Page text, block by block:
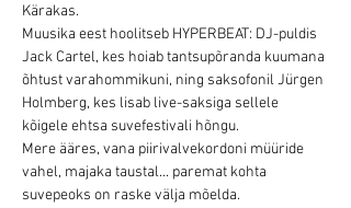
Kärakas.
Muusika eest hoolitseb HYPERBEAT: DJ-puldis
Jack Cartel, kes hoiab tantsupõranda kuumana
õhtust varahommikuni, ning saksofonil Jürgen
Holmberg, kes lisab live-saksiga sellele
kõigele ehtsa suvefestivali hõngu.
Mere ääres, vana piirivalvekordoni müüride
vahel, majaka taustal... paremat kohta
suvepeoks on raske välja mõelda.